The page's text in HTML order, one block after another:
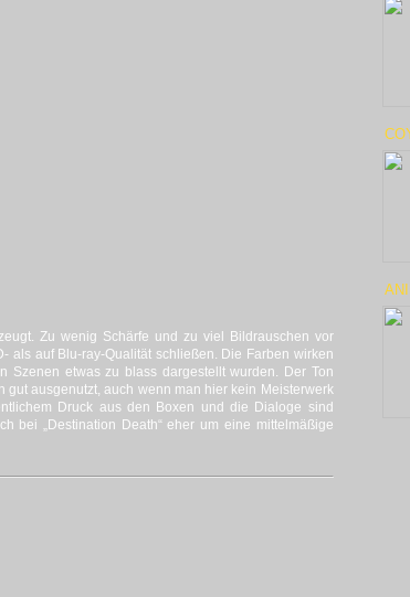
Zu wenig Schärfe und zu viel Bildrauschen vor
als auf Blu-ray-Qualität schließen. Die Farben wirken
Szenen etwas zu blass dargestellt wurden. Der Ton
gut ausgenutzt, auch wenn man hier kein Meisterwerk
Druck aus den Boxen und die Dialoge sind
bei „Destination Death“ eher um eine mittelmäßige